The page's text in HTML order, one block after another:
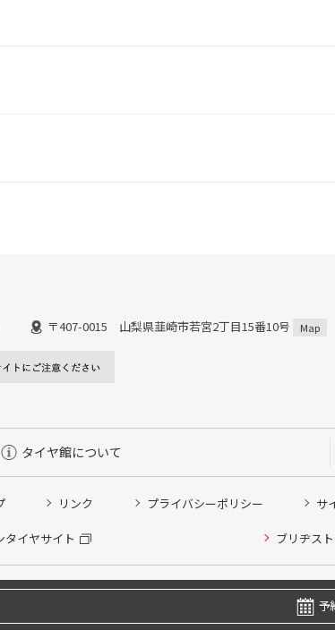
〒407-0015 山梨県韮崎市若宮2丁目15番10号 Map
タイヤ館について
リンク プライバシーポリシー サ
タイヤサイト ブリヂス
Copyright © 2024 Bridgestone予
え/オイル交換/その他ピット作業の予約